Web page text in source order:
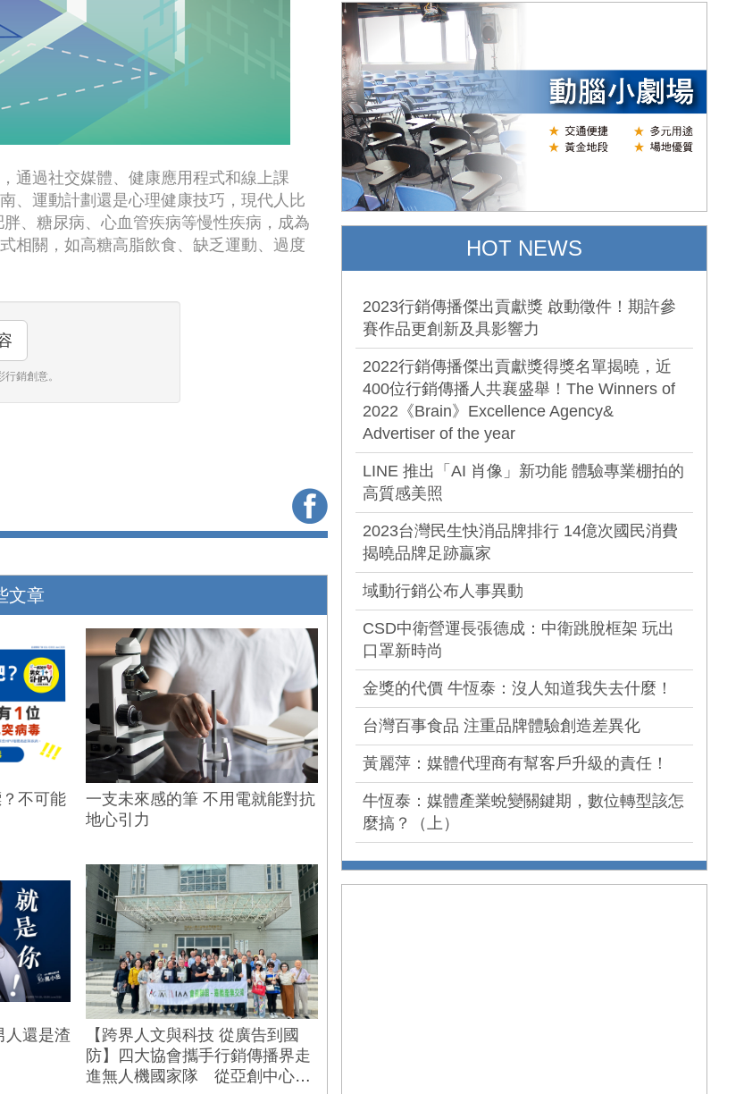
通過社交媒體、健康應用程式和線上課
、運動計劃還是心理健康技巧，現代人比
、糖尿病、心血管疾病等慢性疾病，成為
相關，如高糖高脂飲食、缺乏運動、過度
銷創意。
文章
不可能
一支未來感的筆 不用電就能對抗
地心引力
人還是渣
【跨界人文與科技 從廣告到國
防】四大協會攜手行銷傳播界走
進無人機國家隊 從亞創中心到
HOT NEWS
2023行銷傳播傑出貢獻獎 啟動徵件！期許參
賽作品更創新及具影響力
2022行銷傳播傑出貢獻獎得獎名單揭曉，近
400位行銷傳播人共襄盛舉！The Winners of
2022《Brain》Excellence Agency&
Advertiser of the year
LINE 推出「AI 肖像」新功能 體驗專業棚拍的
高質感美照
2023台灣民生快消品牌排行 14億次國民消費
揭曉品牌足跡贏家
域動行銷公布人事異動
CSD中衛營運長張德成：中衛跳脫框架 玩出
口罩新時尚
金獎的代價 牛恆泰：沒人知道我失去什麼！
台灣百事食品 注重品牌體驗創造差異化
黃麗萍：媒體代理商有幫客戶升級的責任！
牛恆泰：媒體產業蛻變關鍵期，數位轉型該怎
麼搞？（上）